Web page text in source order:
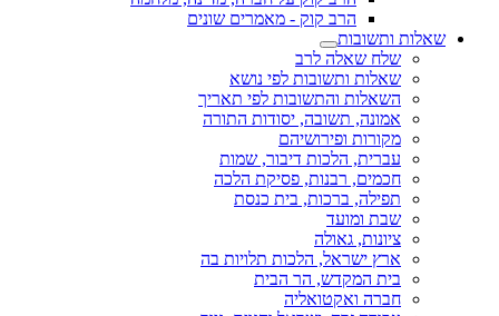
הרב קוק - מאמרים שונים
שאלות ותשובות
שלח שאלה לרב
שאלות ותשובות לפי נושא
השאלות והתשובות לפי תאריך
אמונה, תשובה, יסודות התורה
מקורות ופירושיהם
עברית, הלכות דיבור, שמות
חכמים, רבנות, פסיקת הלכה
תפילה, ברכות, בית כנסת
שבת ומועד
ציונות, גאולה
ארץ ישראל, הלכות תלויות בה
בית המקדש, הר הבית
חברה ואקטואליה